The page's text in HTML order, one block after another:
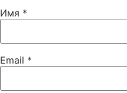
Имя *
Email *